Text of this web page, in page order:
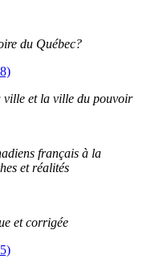
du Québec?
ville et la ville du pouvoir
français à la
et réalités
et corrigée